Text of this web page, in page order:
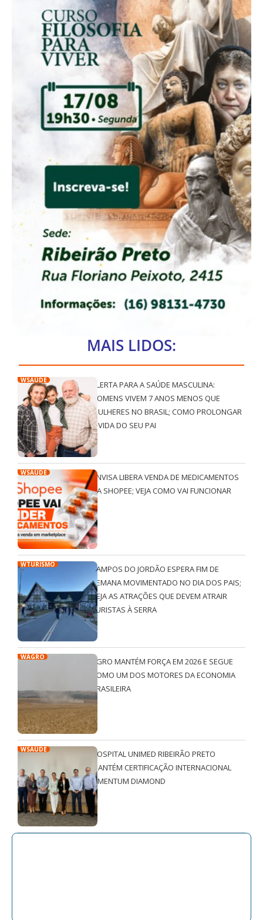
MAIS LIDOS:
WSAÚDE
ALERTA PARA A SAÚDE MASCULINA:
HOMENS VIVEM 7 ANOS MENOS QUE
MULHERES NO BRASIL; COMO PROLONGAR
A VIDA DO SEU PAI
WSAÚDE
ANVISA LIBERA VENDA DE MEDICAMENTOS
NA SHOPEE; VEJA COMO VAI FUNCIONAR
WTURISMO
CAMPOS DO JORDÃO ESPERA FIM DE
SEMANA MOVIMENTADO NO DIA DOS PAIS;
VEJA AS ATRAÇÕES QUE DEVEM ATRAIR
TURISTAS À SERRA
WAGRO
AGRO MANTÉM FORÇA EM 2026 E SEGUE
COMO UM DOS MOTORES DA ECONOMIA
BRASILEIRA
WSAÚDE
HOSPITAL UNIMED RIBEIRÃO PRETO
MANTÉM CERTIFICAÇÃO INTERNACIONAL
QMENTUM DIAMOND